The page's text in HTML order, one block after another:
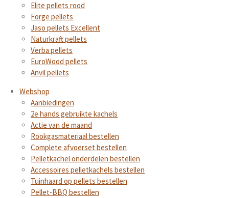
Elite pellets rood
Forge pellets
Jaso pellets Excellent
Naturkraft pellets
Verba pellets
EuroWood pellets
Anvil pellets
Webshop
Aanbiedingen
2e hands gebruikte kachels
Actie van de maand
Rookgasmateriaal bestellen
Complete afvoerset bestellen
Pelletkachel onderdelen bestellen
Accessoires pelletkachels bestellen
Tuinhaard op pellets bestellen
Pellet-BBQ bestellen